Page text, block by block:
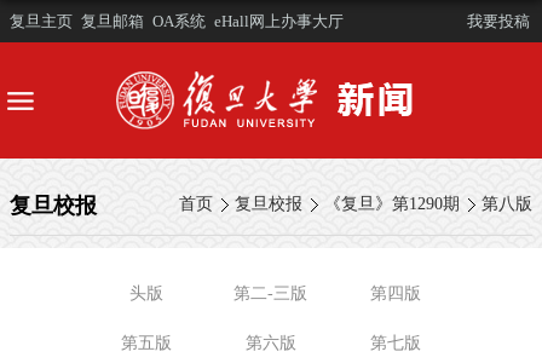
复旦主页 复旦邮箱 OA系统 eHall网上办事大厅 我要投稿
首页 复旦校报 《复旦》第1290期 第八版
复旦校报
头版 第二-三版 第四版
第五版 第六版 第七版